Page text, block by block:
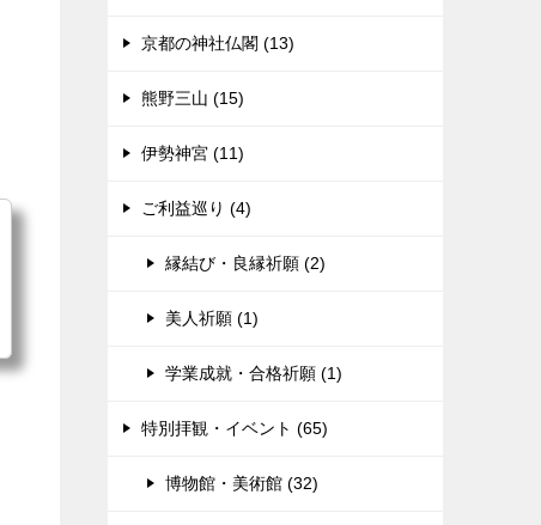
京都の神社仏閣 (13)
熊野三山 (15)
伊勢神宮 (11)
ご利益巡り (4)
縁結び・良縁祈願 (2)
美人祈願 (1)
学業成就・合格祈願 (1)
特別拝観・イベント (65)
博物館・美術館 (32)